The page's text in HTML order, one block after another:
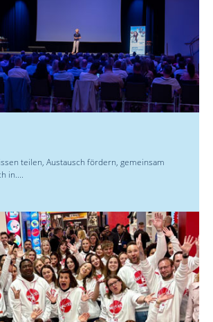
teilen, Austausch fördern, gemeinsam
in....